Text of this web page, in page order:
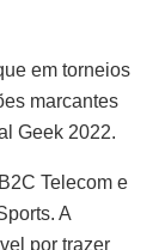
em torneios
marcantes
Geek 2022.
Telecom e
A
por trazer